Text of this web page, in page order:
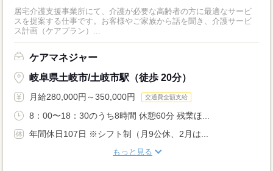
居宅介護支援事業所にて、介護が必要な高齢者の方に最適なサービ
スを提案する仕事です。お客様やご家族から話を聞き、介護サービ
ス計画（ケアプラン）...
ケアマネジャー
岐阜県土岐市/土岐市駅（徒歩 20分）
月給280,000円～350,000円 交通費全額支給
8：00〜18：30のうち8時間 休憩60分 残業ほ...
年間休日107日 ※シフト制（月9公休、2月は...
もっと見る